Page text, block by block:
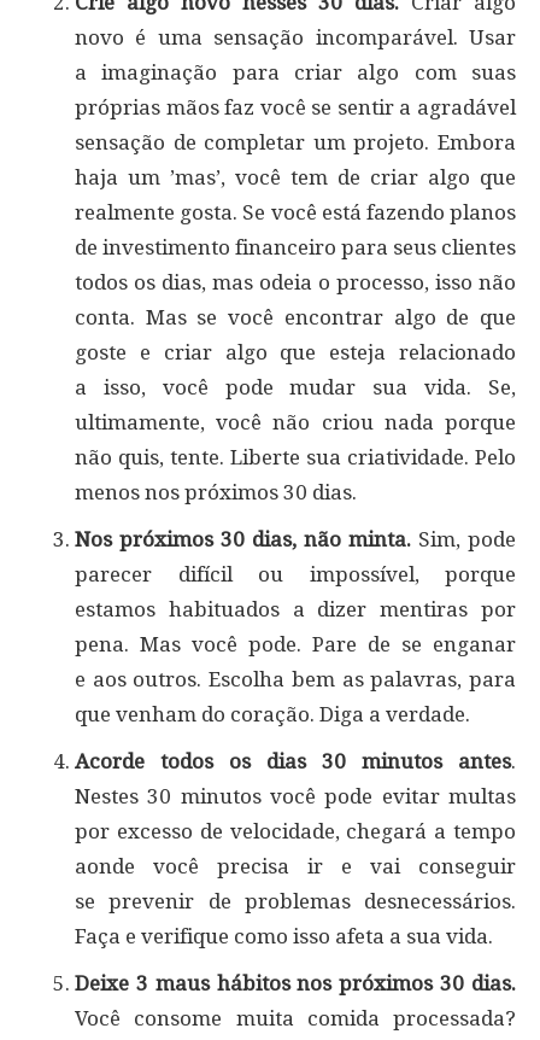
novo é uma sensação incomparável. Usar
a imaginação para criar algo com suas
próprias mãos faz você se sentir a agradável
sensação de completar um projeto. Embora
haja um ’mas’, você tem de criar algo que
realmente gosta. Se você está fazendo planos
de investimento financeiro para seus clientes
todos os dias, mas odeia o processo, isso não
conta. Mas se você encontrar algo de que
goste e criar algo que esteja relacionado
a isso, você pode mudar sua vida. Se,
ultimamente, você não criou nada porque
não quis, tente. Liberte sua criatividade. Pelo
menos nos próximos 30 dias.
Nos próximos 30 dias, não minta. Sim, pode
parecer difícil ou impossível, porque
estamos habituados a dizer mentiras por
pena. Mas você pode. Pare de se enganar
e aos outros. Escolha bem as palavras, para
que venham do coração. Diga a verdade.
Acorde todos os dias 30 minutos antes.
Nestes 30 minutos você pode evitar multas
por excesso de velocidade, chegará a tempo
aonde você precisa ir e vai conseguir
se prevenir de problemas desnecessários.
Faça e verifique como isso afeta a sua vida.
Deixe 3 maus hábitos nos próximos 30 dias.
Você consome muita comida processada?